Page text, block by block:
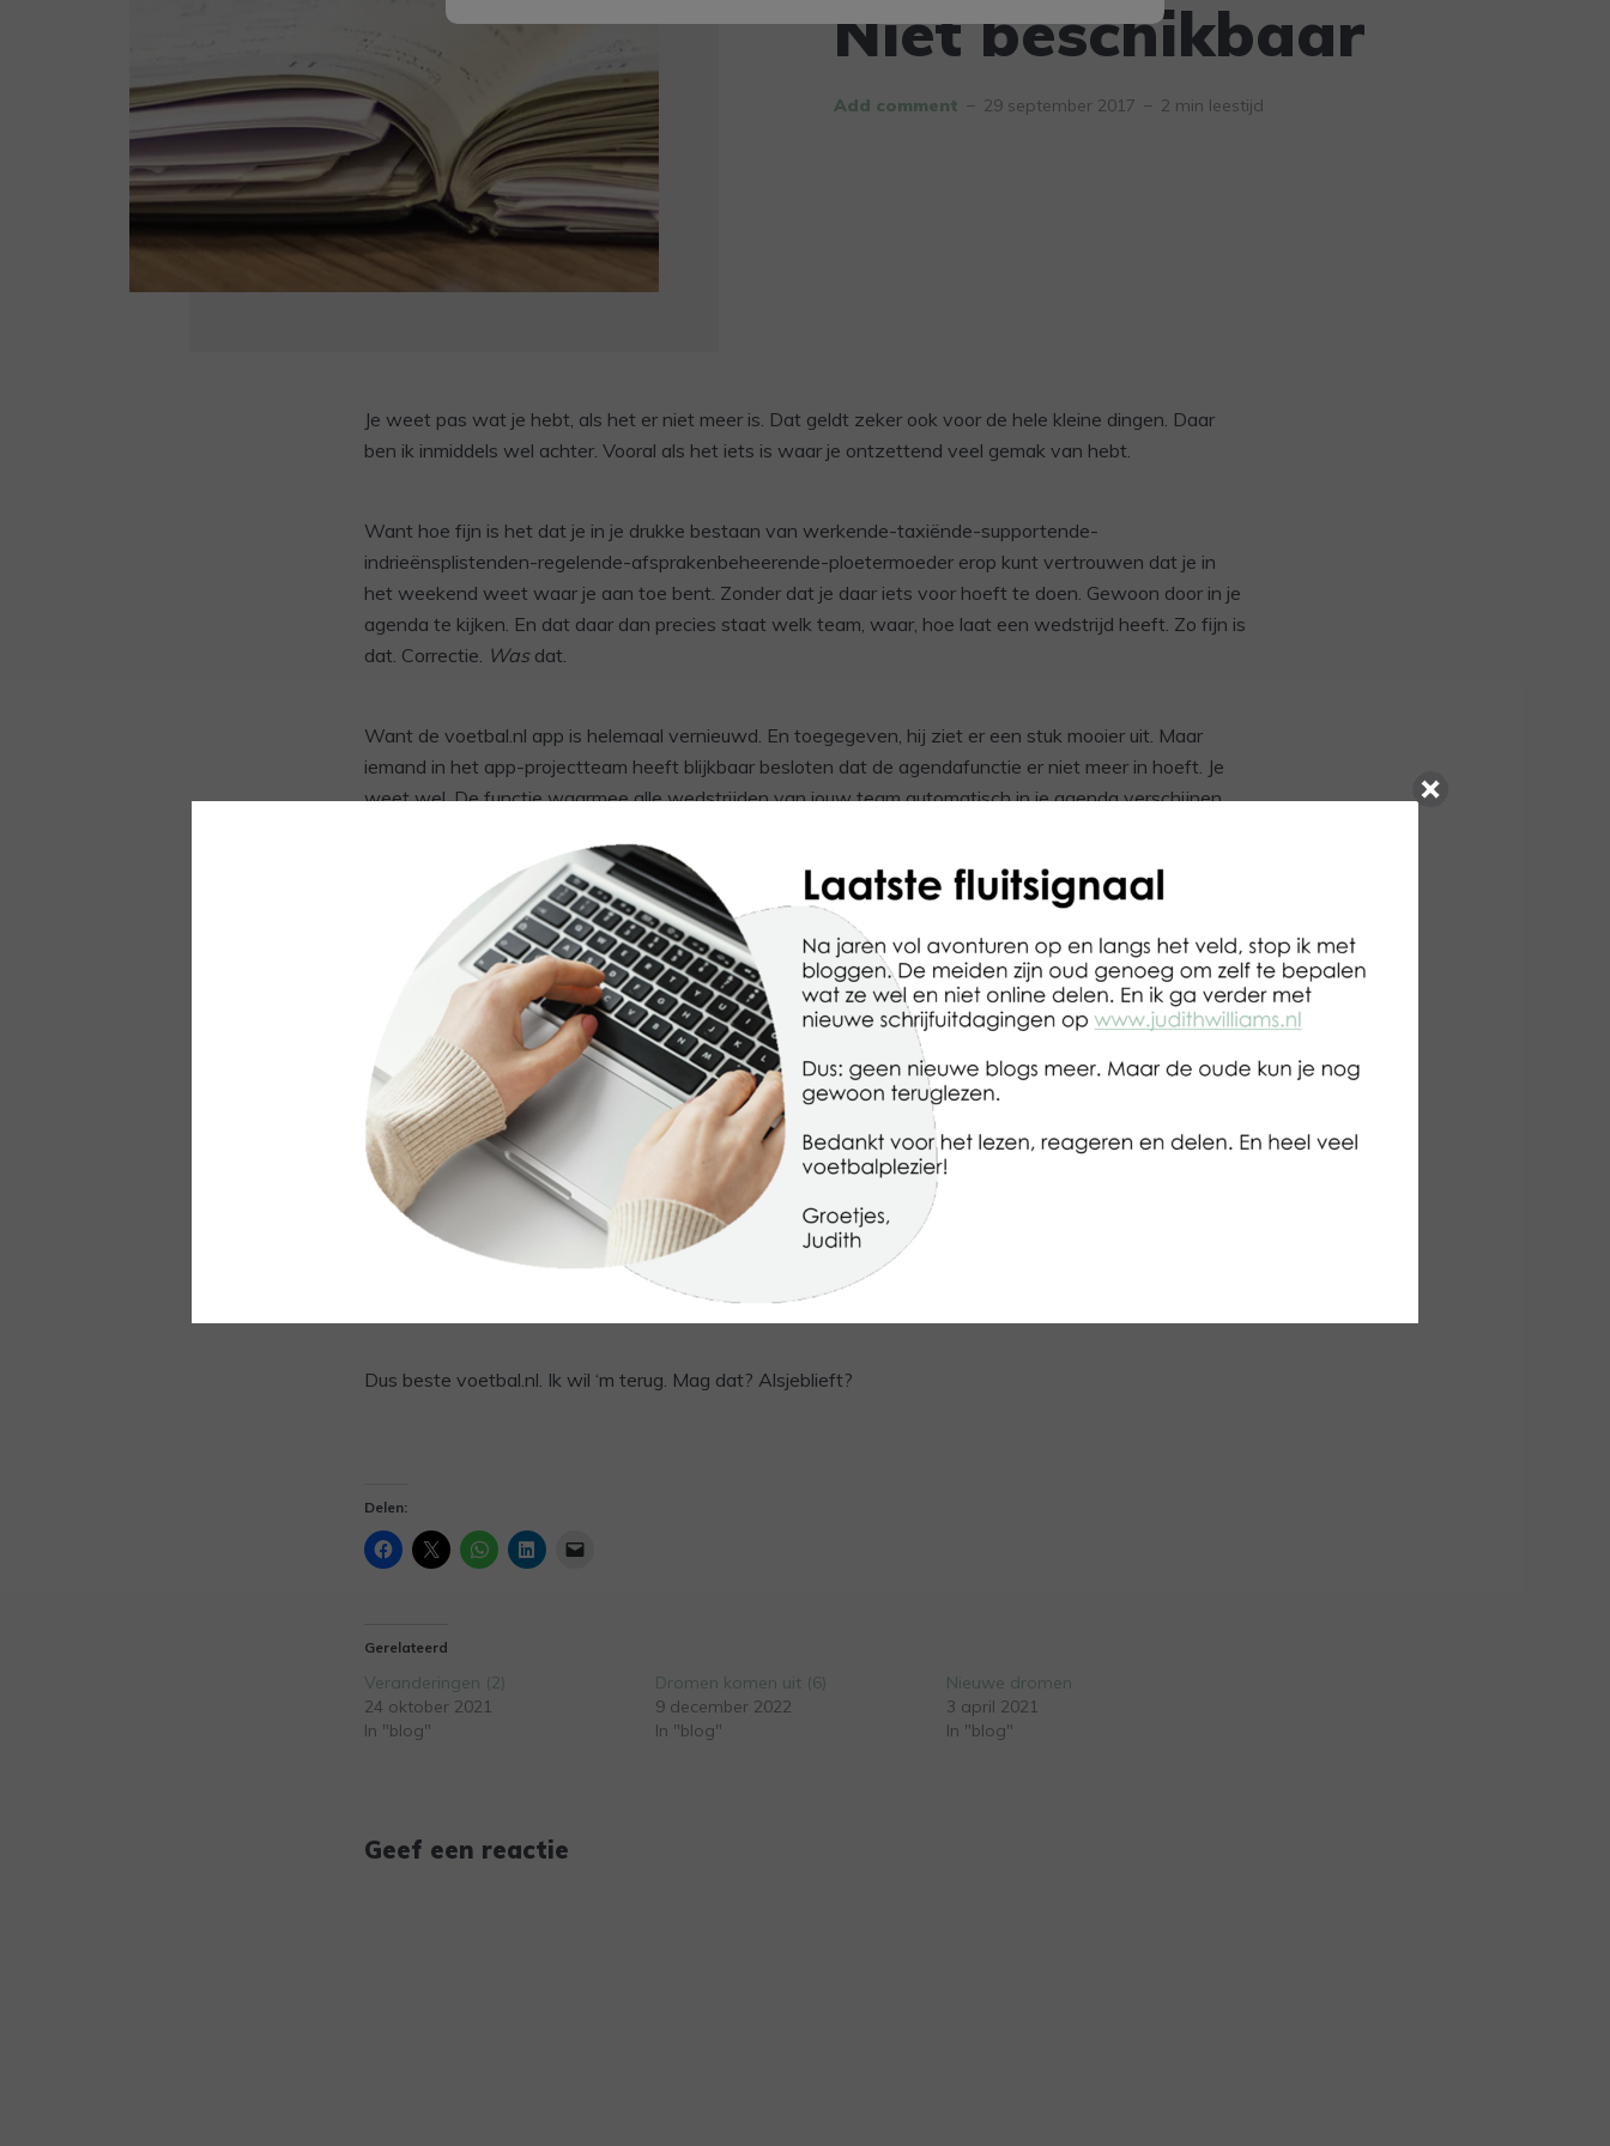
Niet beschikbaar
Add comment 29 september 2017 2 min leestijd
Je weet pas wat je hebt, als het er niet meer is. Dat geldt zeker ook voor de hele kleine dingen. Daar
ben ik inmiddels wel achter. Vooral als het iets is waar je ontzettend veel gemak van hebt.
Want hoe fijn is het dat je in je drukke bestaan van werkende-taxiënde-supportende-
indrieënsplistenden-regelende-afsprakenbeheerende-ploetermoeder erop kunt vertrouwen dat je in
het weekend weet waar je aan toe bent. Zonder dat je daar iets voor hoeft te doen. Gewoon door in je
agenda te kijken. En dat daar dan precies staat welk team, waar, hoe laat een wedstrijd heeft. Zo fijn is
dat. Correctie. Wasdat.
Want de voetbal.nl app is helemaal vernieuwd. En toegegeven, hij ziet er een stuk mooier uit. Maar
iemand in het app-projectteam heeft blijkbaar besloten dat de agendafunctie er niet meer in hoeft. Je
weet wel. De functie waarmee alle wedstrijden van jouw team automatisch in je agenda verschijnen.
Maar nu is hij er niet meer. Van het lijstje basisfuncties afgevallen vrees ik. Eerst dacht ik nog dat ik
gewoon niet goed had gekeken. Iets over het hoofd had gezien bij het installeren van de nieuwe app.
Of dat hij er nog niet was voor IOS. Maar ook op een Android telefoon vond ik ‘m niet. Even googlen
dan maar. En daar stond het zwart op wit. Twee woorden die ik eigenlijk helemaal niet wilde lezen.
“Niet beschikbaar”.
Nee! Waarom? Mijn stresshormonen gingen gelijk in protest. Het enige beetje structuur dat ik nog in
mijn weekend had. In één keer weg. Boehoe. En natuurlijk weet ik ook wel dat ik best zelf de
wedstrijden kan overtypen. Iedere week. Opnieuw. Voor twee teams. Maar dat wil ik helemaal niet. En
ja dat klinkt verwend. En toegegeven, dat is het ook. Maar het was zo fijn. Eén dingetje minder in het
overvolle weekend waar ik me druk om hoefde te maken. Andere afspraken in het weekend kon ik al
weken vooruit plannen. Gewoon omdat ik precies kon zien wanneer we een wedstrijd, hoe laat en
Dus beste voetbal.nl. Ik wil ‘m terug. Mag dat? Alsjeblieft?
Delen:
Gerelateerd
Veranderingen (2)
24 oktober 2021
In "blog"
Dromen komen uit (6)
9 december 2022
In "blog"
Nieuwe dromen
3 april 2021
In "blog"
Geef een reactie